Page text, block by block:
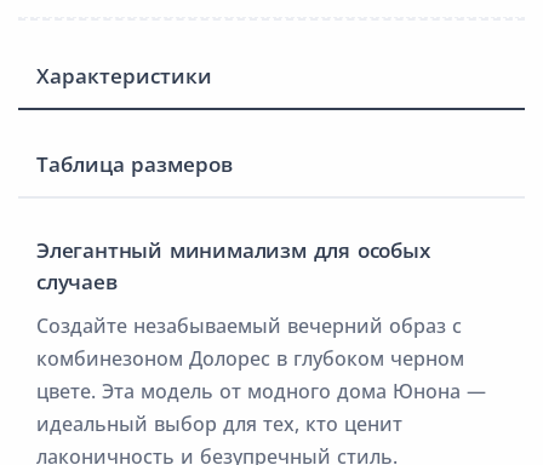
Характеристики
Таблица размеров
Элегантный минимализм для особых
случаев
Создайте незабываемый вечерний образ с
комбинезоном Долорес в глубоком черном
цвете. Эта модель от модного дома Юнона —
идеальный выбор для тех, кто ценит
лаконичность и безупречный стиль.